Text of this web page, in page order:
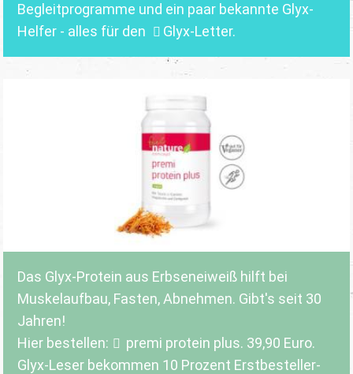
Begleitprogramme und ein paar bekannte Glyx-
Helfer - alles für den
Glyx-Letter.
Das Glyx-Protein aus Erbseneiweiß hilft bei
Muskelaufbau, Fasten, Abnehmen. Gibt's seit 30
Jahren!
Hier bestellen:
premi protein plus. 39,90 Euro.
Glyx-Leser bekommen 10 Prozent Erstbesteller-